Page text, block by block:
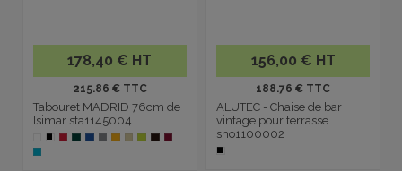
178,40 € HT
215.86 € TTC
Tabouret MADRID 76cm de
Isimar sta1145004
156,00 € HT
188.76 € TTC
ALUTEC - Chaise de bar
vintage pour terrasse
sho1100002